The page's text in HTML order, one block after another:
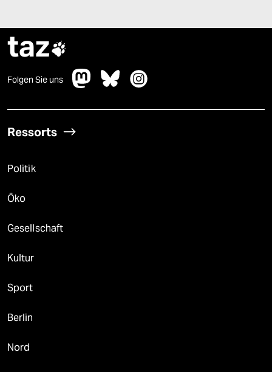
taz
Folgen Sie uns
Ressorts
Politik
Öko
Gesellschaft
Kultur
Sport
Berlin
Nord